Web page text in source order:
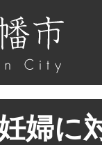
婦に